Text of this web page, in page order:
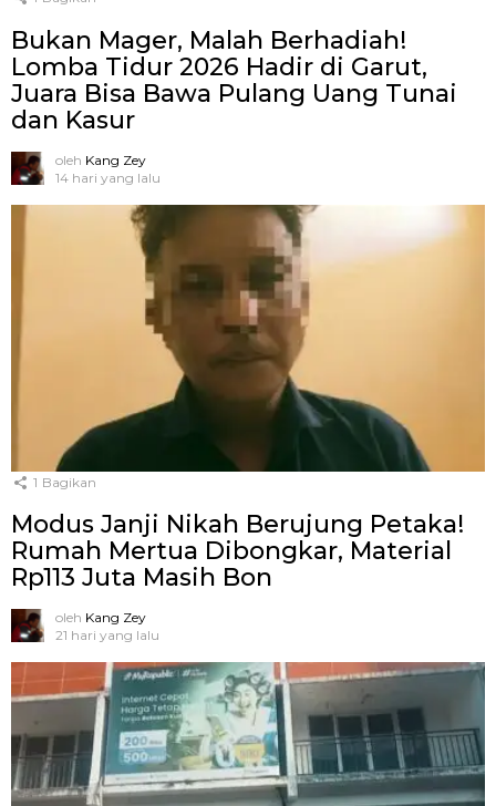
Bukan Mager, Malah Berhadiah!
Lomba Tidur 2026 Hadir di Garut,
Juara Bisa Bawa Pulang Uang Tunai
dan Kasur
oleh Kang Zey
14 hari yang lalu
1 Bagikan
Modus Janji Nikah Berujung Petaka!
Rumah Mertua Dibongkar, Material
Rp113 Juta Masih Bon
oleh Kang Zey
21 hari yang lalu